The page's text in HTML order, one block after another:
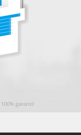
garanti!